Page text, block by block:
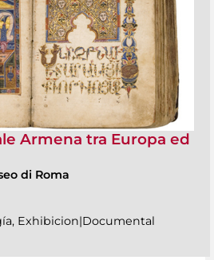
Armena tra Europa ed
di Roma
Exhibicion|Documental